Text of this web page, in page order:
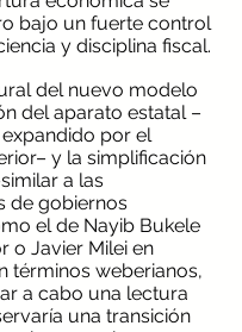
bajo un fuerte control
y disciplina fiscal.
del nuevo modelo
del aparato estatal –
por el
y la simplificación
a las
de gobiernos
el de Nayib Bukele
o Javier Milei en
términos weberianos,
a cabo una lectura
una transición